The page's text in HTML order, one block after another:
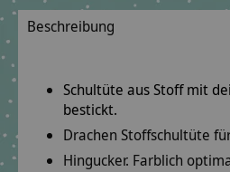
Beschreibung
Schultüte aus Stoff mit
bestickt.
Drachen Stoffschultüte
Hingucker. Farblich